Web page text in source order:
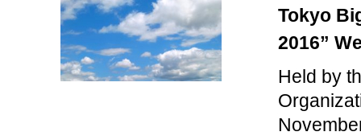
Tokyo
2016”
Held by